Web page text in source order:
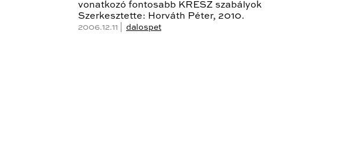
vonatkozó fontosabb KRESZ szabályok
Szerkesztette: Horváth Péter, 2010.
2006.12.11 | dalospet